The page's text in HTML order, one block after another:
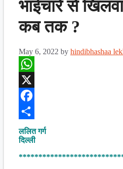
भाईचारे से
कब तक ?
May 6, 2022 by hindibhashaa
WhatsApp
X
Facebook
Share
ललित गर्ग
दिल्ली